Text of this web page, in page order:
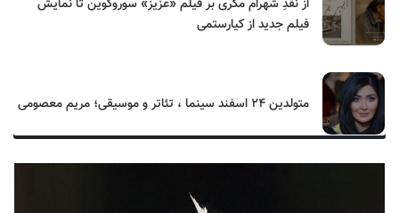
از نقدِ شهرام مکری بر فیلم «عزیز» سوروگوین تا نمایش
فیلم جدید از کیارستمی
متولدین ۲۴ اسفند سینما ، تئاتر و موسیقی؛ مریم معصومی